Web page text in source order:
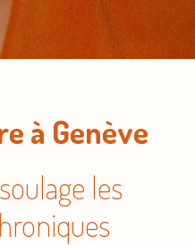
à Genève
les